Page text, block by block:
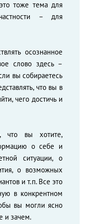
тоже тема для
– для
осознанное
слово здесь –
вы собираетесь
что вы в
чего достичь и
что вы хотите,
о себе и
ситуации, о
о возможных
и т.п. Все это
в конкрентном
вы могли ясно
и зачем.